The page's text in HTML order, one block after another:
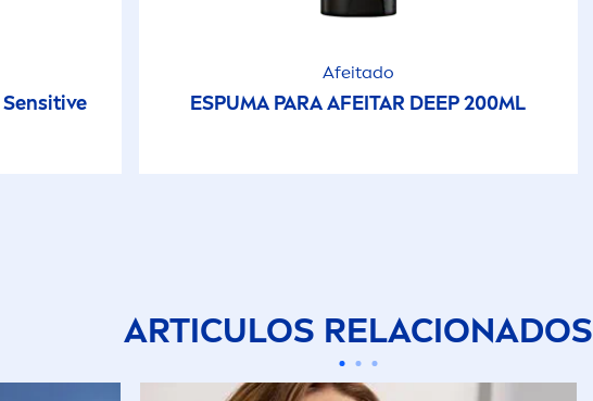
Sensitive
Afeitado
ESPUMA PARA AFEITAR DEEP200ML
ARTICULOS RELACIONADOS